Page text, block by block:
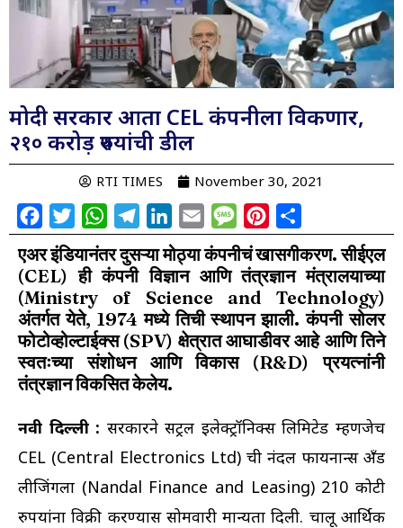
मोदी सरकार आता CEL कंपनीला विकणार,
२१० करोड़ रुपयांची डील
RTI TIMES November 30, 2021
FacebookTwitterWhatsAppTelegramLinkedIn
Email MessagePinterest
एअर इंडियानंतर दुसऱ्या मोठ्या कंपनीचं खासगीकरण. सीईएल
(CEL) ही कंपनी विज्ञान आणि तंत्रज्ञान मंत्रालयाच्या
(Ministry of Science and Technology)
अंतर्गत येते, 1974 मध्ये तिची स्थापन झाली. कंपनी सोलर
फोटोव्होल्टाईक्स (SPV) क्षेत्रात आघाडीवर आहे आणि तिने
स्वतःच्या संशोधन आणि विकास (R&D) प्रयत्नांनी
तंत्रज्ञान विकसित केलेय.
नवी दिल्ली : सरकारने सेंट्रल इलेक्ट्रॉनिक्स लिमिटेड म्हणजेच
CEL (Central Electronics Ltd) ची नंदल फायनान्स अँड
लीजिंगला (Nandal Finance and Leasing) 210 कोटी
रुपयांना विक्री करण्यास सोमवारी मान्यता दिली. चालू आर्थिक